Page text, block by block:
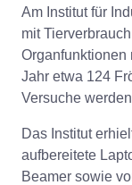
Am Institut für
mit
Organfunktionen
Jahr etwa 124
Versuche
Das Institut
aufbereitete
Beamer sowie